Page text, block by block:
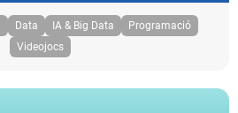
Data IA & Big Data
Programació
Videojocs